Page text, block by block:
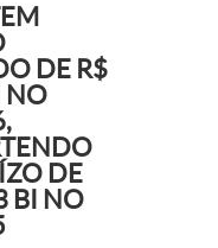
DE R$
NO
DE
BI NO